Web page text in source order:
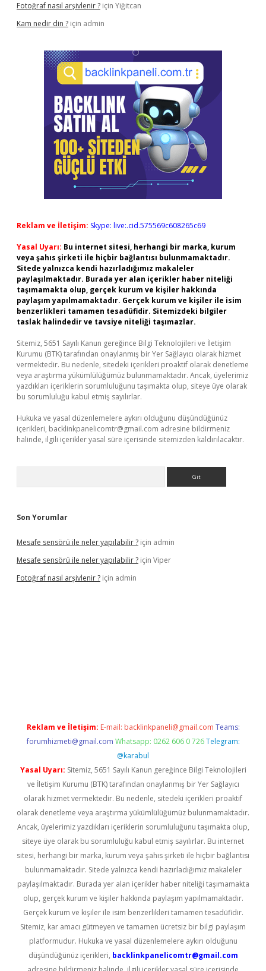
Fotoğraf nasıl arşivlenir ? için Yiğitcan
Kam nedir din ? için admin
Reklam ve İletişim: Skype: live:.cid.575569c608265c69
Yasal Uyarı: Bu internet sitesi, herhangi bir marka, kurum
veya şahıs şirketi ile hiçbir bağlantısı bulunmamaktadır.
Sitede yalnızca kendi hazırladığımız makaleler
paylaşılmaktadır. Burada yer alan içerikler haber niteliği
taşımamakta olup, gerçek kurum ve kişiler hakkında
paylaşım yapılmamaktadır. Gerçek kurum ve kişiler ile isim
benzerlikleri tamamen tesadüfidir. Sitemizdeki bilgiler
taslak halindedir ve tavsiye niteliği taşımazlar.
Sitemiz, 5651 Sayılı Kanun gereğince Bilgi Teknolojileri ve İletişim
Kurumu (BTK) tarafından onaylanmış bir Yer Sağlayıcı olarak hizmet
vermektedir. Bu nedenle, sitedeki içerikleri proaktif olarak denetleme
veya araştırma yükümlülüğümüz bulunmamaktadır. Ancak, üyelerimiz
yazdıkları içeriklerin sorumluluğunu taşımakta olup, siteye üye olarak
bu sorumluluğu kabul etmiş sayılırlar.
Hukuka ve yasal düzenlemelere aykırı olduğunu düşündüğünüz
içerikleri, backlinkpanelicomtr@gmail.com adresine bildirmeniz
halinde, ilgili içerikler yasal süre içerisinde sitemizden kaldırılacaktır.
Son Yorumlar
Mesafe sensörü ile neler yapılabilir ? için admin
Mesafe sensörü ile neler yapılabilir ? için Viper
Fotoğraf nasıl arşivlenir ? için admin
Reklam ve İletişim: E-mail: backlinkpaneli@gmail.com Teams:
forumhizmeti@gmail.com Whatsapp: 0262 606 0 726 Telegram:
@karabul
Yasal Uyarı: Sitemiz, 5651 Sayılı Kanun gereğince Bilgi Teknolojileri
ve İletişim Kurumu (BTK) tarafından onaylanmış bir Yer Sağlayıcı
olarak hizmet vermektedir. Bu nedenle, sitedeki içerikleri proaktif
olarak denetleme veya araştırma yükümlülüğümüz bulunmamaktadır.
Ancak, üyelerimiz yazdıkları içeriklerin sorumluluğunu taşımakta olup,
siteye üye olarak bu sorumluluğu kabul etmiş sayılırlar. Bu internet
sitesi, herhangi bir marka, kurum veya şahıs şirketi ile hiçbir bağlantısı
bulunmamaktadır. Sitede yalnızca kendi hazırladığımız makaleler
paylaşılmaktadır. Burada yer alan içerikler haber niteliği taşımamakta
olup, gerçek kurum ve kişiler hakkında paylaşım yapılmamaktadır.
Gerçek kurum ve kişiler ile isim benzerlikleri tamamen tesadüfidir.
Sitemiz, kar amacı gütmeyen ve tamamen ücretsiz bir bilgi paylaşım
platformudur. Hukuka ve yasal düzenlemelere aykırı olduğunu
düşündüğünüz içerikleri, backlinkpanelicomtr@gmail.com